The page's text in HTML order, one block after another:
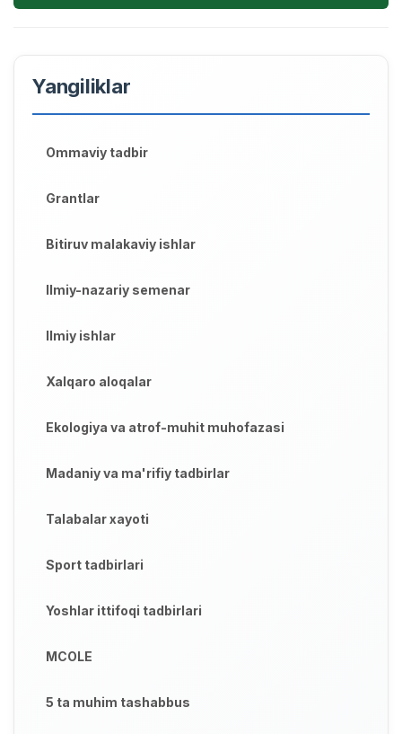
Yangiliklar
Ommaviy tadbir
Grantlar
Bitiruv malakaviy ishlar
Ilmiy-nazariy semenar
Ilmiy ishlar
Xalqaro aloqalar
Ekologiya va atrof-muhit muhofazasi
Madaniy va ma'rifiy tadbirlar
Talabalar xayoti
Sport tadbirlari
Yoshlar ittifoqi tadbirlari
MCOLE
5 ta muhim tashabbus